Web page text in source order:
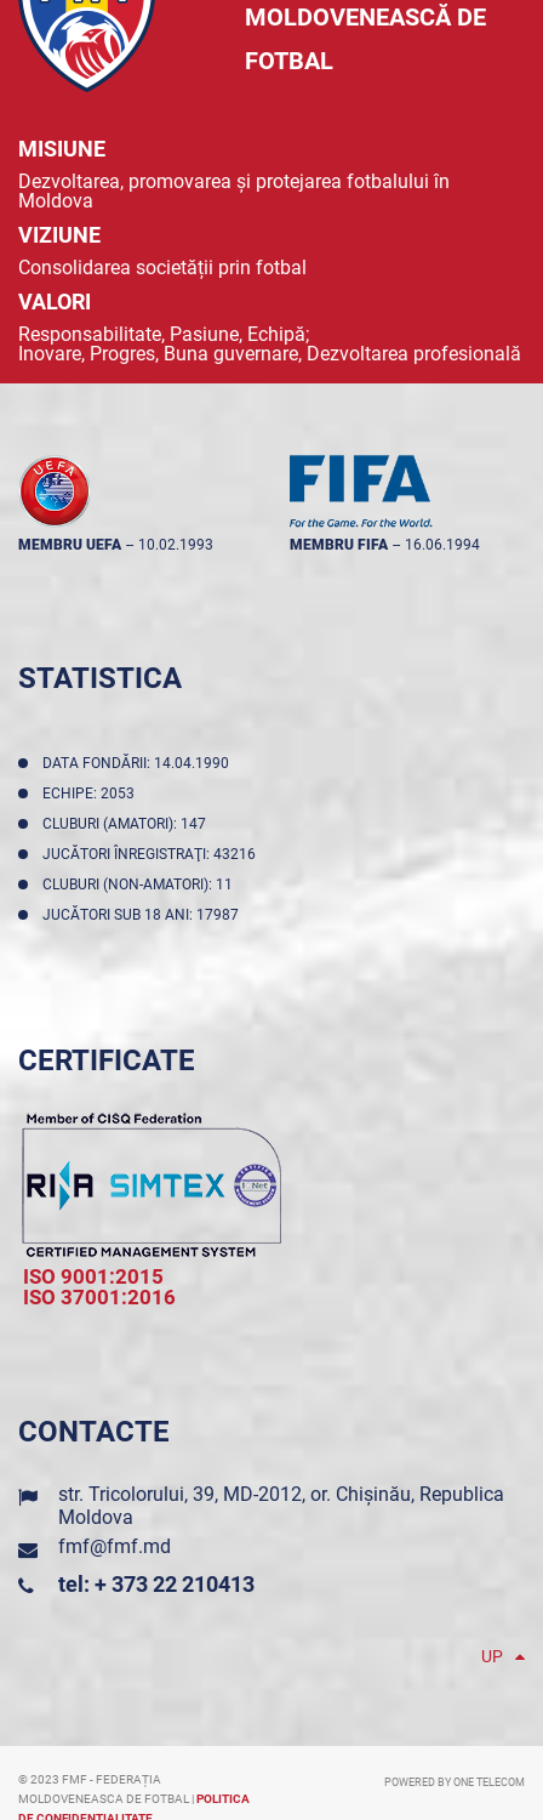
MOLDOVENEASCĂ DE
FOTBAL
MISIUNE
Dezvoltarea, promovarea și protejarea fotbalului în
Moldova
VIZIUNE
Consolidarea societății prin fotbal
VALORI
Responsabilitate, Pasiune, Echipă;
Inovare, Progres, Buna guvernare, Dezvoltarea profesională
MEMBRU UEFA -- 10.02.1993 MEMBRU FIFA -- 16.06.1994
STATISTICA
DATA FONDĂRII: 14.04.1990
ECHIPE: 2053
CLUBURI (AMATORI): 147
JUCĂTORI ÎNREGISTRAŢI: 43216
CLUBURI (NON-AMATORI): 11
JUCĂTORI SUB 18 ANI: 17987
CERTIFICATE
ISO 9001:2015
ISO 37001:2016
CONTACTE
str. Tricolorului, 39, MD-2012, or. Chișinău, Republica
Moldova
fmf@fmf.md
tel: + 373 22 210413
UP
© 2023 FMF - FEDERAȚIA
MOLDOVENEASCA DE FOTBAL |POLITICA
POWERED BY ONE TELECOM